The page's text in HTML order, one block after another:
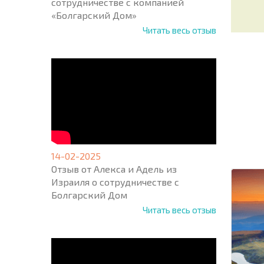
«Болгарский Дом»
Читать весь отзыв
14-02-2025
Отзыв от Алекса и Адель из
Израиля о сотрудничестве с
Болгарский Дом
Читать весь отзыв
States
+1
* Поля